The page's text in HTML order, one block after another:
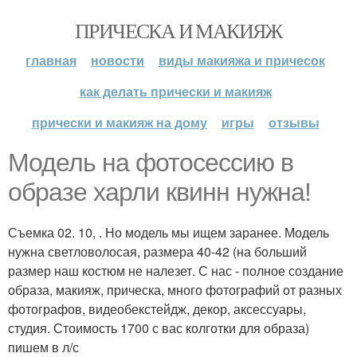
ПРИЧЕСКА И МАКИЯЖ
главная новости
виды макияжа и причесок
как делать прически и макияж
прически и макияж на дому
игры отзывы
Модель на фотосессию в
образе харли квинн нужна!
Съемка 02. 10, . Но модель мы ищем заранее. Модель
нужна светловолосая, размера 40-42 (на больший
размер наш костюм не налезет. С нас - полное создание
образа, макияж, прическа, много фотографий от разных
фотографов, видеобекстейдж, декор, аксессуары,
студия. Стоимость 1700 с вас колготки для образа)
пишем в л/с